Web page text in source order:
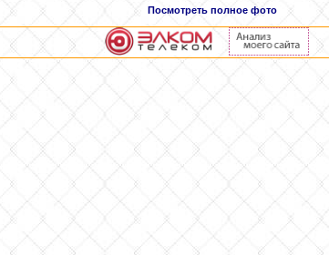
Посмотреть полное фото